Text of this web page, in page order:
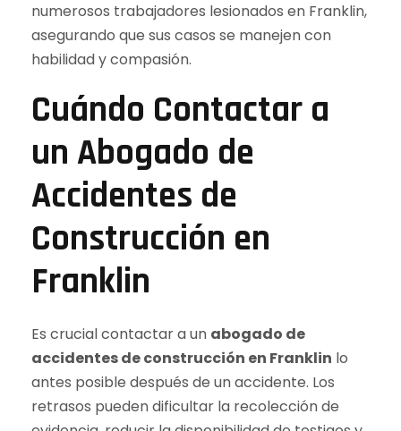
numerosos trabajadores lesionados en Franklin,
asegurando que sus casos se manejen con
habilidad y compasión.
Cuándo Contactar a
un Abogado de
Accidentes de
Construcción en
Franklin
Es crucial contactar a un abogado de
accidentes de construcción en Franklin lo
antes posible después de un accidente. Los
retrasos pueden dificultar la recolección de